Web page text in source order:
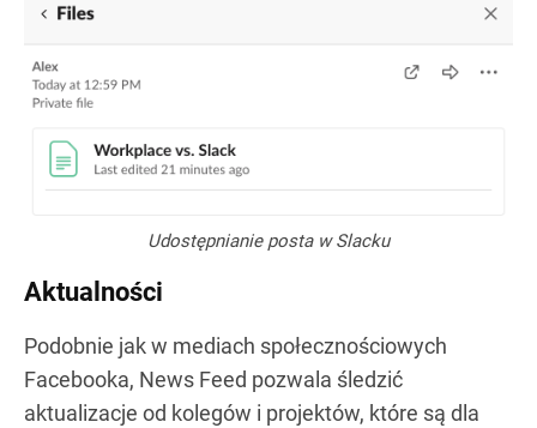
Udostępnianie posta w Slacku
Aktualności
Podobnie jak w mediach społecznościowych
Facebooka, News Feed pozwala śledzić
aktualizacje od kolegów i projektów, które są dla